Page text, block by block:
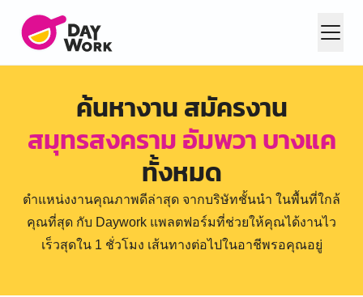
ค้นหางาน สมัครงาน
สมุทรสงคราม อัมพวา บางแค
ทั้งหมด
ตำแหน่งงานคุณภาพดีล่าสุด จากบริษัทชั้นนำ ในพื้นที่ใกล้
คุณที่สุด กับ Daywork แพลตฟอร์มที่ช่วยให้คุณได้งานไว
เร็วสุดใน 1 ชั่วโมง เส้นทางต่อไปในอาชีพรอคุณอยู่